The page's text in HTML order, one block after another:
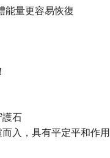
能量更容易恢復
護石
入，具有平定平和作用